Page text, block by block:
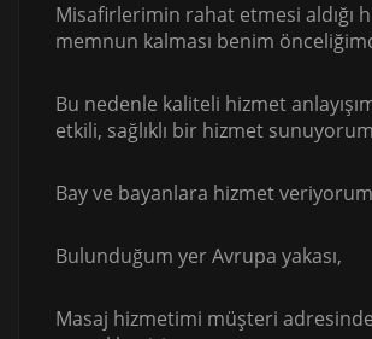
Misafirlerimin rahat etmesi aldığı
memnun kalması benim
Bu nedenle kaliteli hizmet
etkili, sağlıklı bir hizmet
Bay ve bayanlara hizmet
Bulunduğum yer Avrupa yakası,
Masaj hizmetimi müşteri adresinde